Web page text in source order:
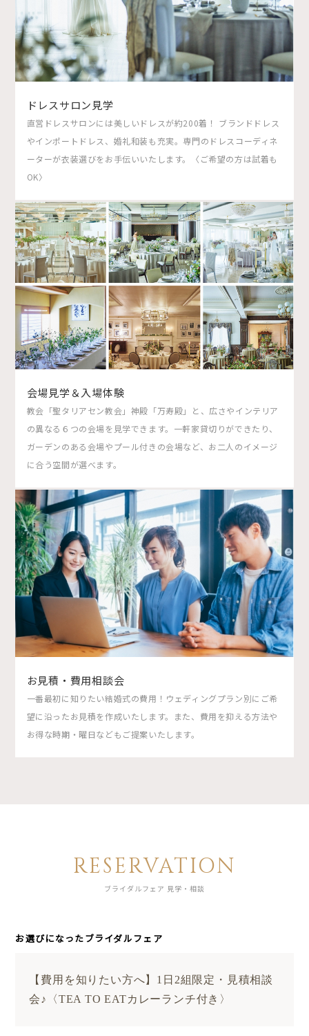
ドレスサロン見学
直営ドレスサロンには美しいドレスが約200着！ ブランドドレス
やインポートドレス、婚礼和装も充実。専門のドレスコーディネ
ーターが衣装選びをお手伝いいたします。〈ご希望の方は試着も
OK〉
会場見学＆入場体験
教会「聖タリアセン教会」神殿「万寿殿」と、広さやインテリア
の異なる６つの会場を見学できます。一軒家貸切りができたり、
ガーデンのある会場やプール付きの会場など、お二人のイメージ
に合う空間が選べます。
お見積・費用相談会
一番最初に知りたい結婚式の費用！ウェディングプラン別にご希
望に沿ったお見積を作成いたします。また、費用を抑える方法や
お得な時期・曜日などもご提案いたします。
RESERVATION
ブライダルフェア 見学・相談
お選びになったブライダルフェア
【費用を知りたい方へ】1日2組限定・見積相談
会♪〈TEA TO EATカレーランチ付き〉